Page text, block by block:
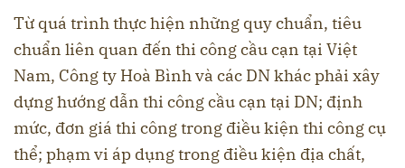
Từ quá trình thực hiện những quy chuẩn, tiêu
chuẩn liên quan đến thi công cầu cạn tại Việt
Nam, Công ty Hoà Bình và các DN khác phải xây
dựng hướng dẫn thi công cầu cạn tại DN; định
mức, đơn giá thi công trong điều kiện thi công cụ
thể; phạm vi áp dụng trong điều kiện địa chất,